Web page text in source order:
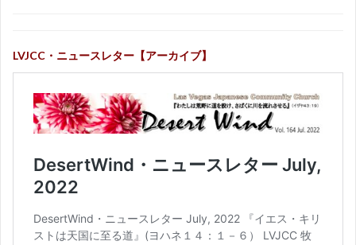
LVJCC・ニュースレター【アーカイブ】